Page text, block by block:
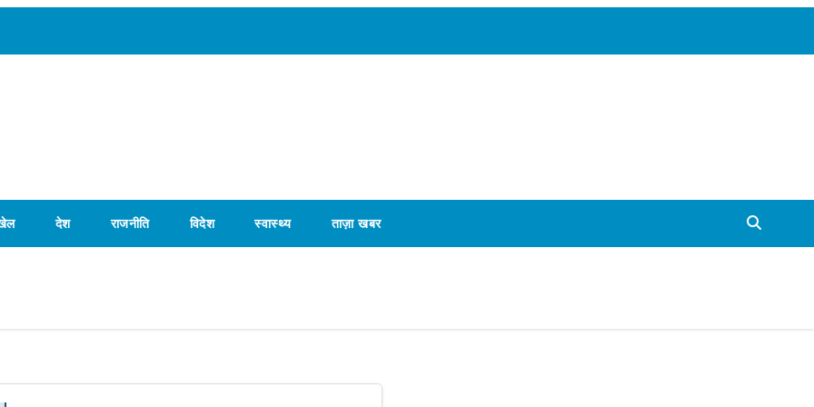
देश राजनीति विदेश स्वास्थ्य ताज़ा खबर